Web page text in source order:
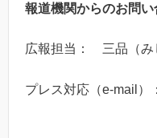
報道機関からのお問い
広報担当： 三品（み
プレス対応（e-mail